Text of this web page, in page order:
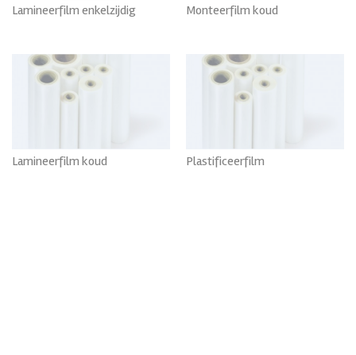
Er zijn verschillende soorten rollen. Albyco biedt onderstaande
Enkelzijdige lamineerfilm
Plastificeerfilm
Koud lamineerfilm
Lamineerfilm enkelzijdig
Bekijk Alle Monteerfilm koud
Bekijk Alle
Lamineerfilm koud
Bekijk Alle Plastificeerfilm
Bekijk Alle